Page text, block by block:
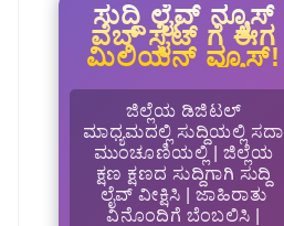
ಸುದ್ದಿ ಲೈವ್ ನ್ಯೂಸ್
ವೆಬ್ ಸೈಟ್ ಗೆ ಈಗ
ಮಿಲಿಯನ್ ವ್ಯೂಸ್!
ಜಿಲ್ಲೆಯ ಡಿಜಿಟಲ್
ಮಾಧ್ಯಮದಲ್ಲಿ ಸುದ್ದಿಯಲ್ಲಿ ಸದಾ
ಮುಂಚೂಣಿಯಲ್ಲಿ | ಜಿಲ್ಲೆಯ
ಕ್ಷಣ ಕ್ಷಣದ ಸುದ್ದಿಗಾಗಿ ಸುದ್ದಿ
ಲೈವ್ ವೀಕ್ಷಿಸಿ | ಜಾಹಿರಾತು
ವಿನೊಂದಿಗೆ ಬೆಂಬಲಿಸಿ |